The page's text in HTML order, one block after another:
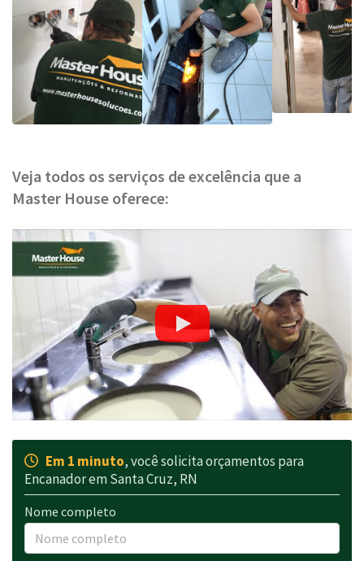
Veja todos os serviços de excelência que a
Master House oferece:
Em 1 minuto, você solicita orçamentos para
Encanador em Santa Cruz, RN
Nome completo